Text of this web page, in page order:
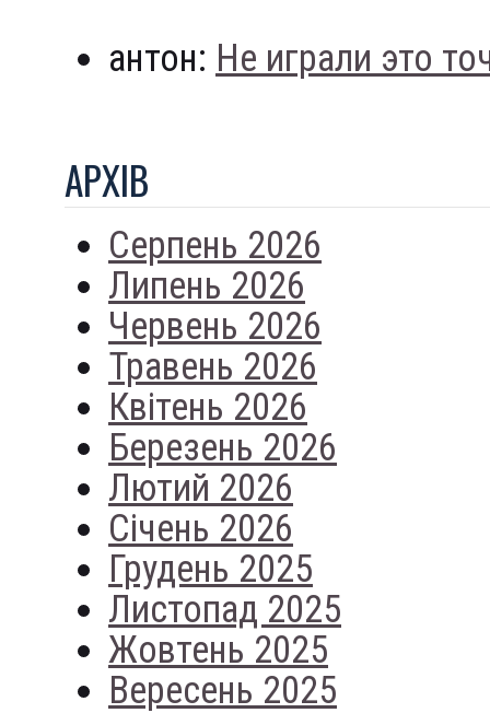
антон: Не играли это
АРХIВ
Серпень 2026
Липень 2026
Червень 2026
Травень 2026
Квітень 2026
Березень 2026
Лютий 2026
Січень 2026
Грудень 2025
Листопад 2025
Жовтень 2025
Вересень 2025